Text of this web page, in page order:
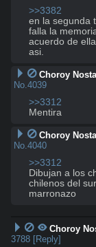
>>3382
en la segunda
falla la
acuerdo de
asi.
Choroy
No.4039
>>3312
Mentira
Choroy
No.4040
>>3312
Dibujan a los
chilenos del
marronazo
Choroy
3788 [Reply]